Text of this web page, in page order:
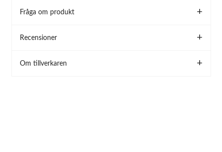
Fråga om produkt
Recensioner
Om tillverkaren